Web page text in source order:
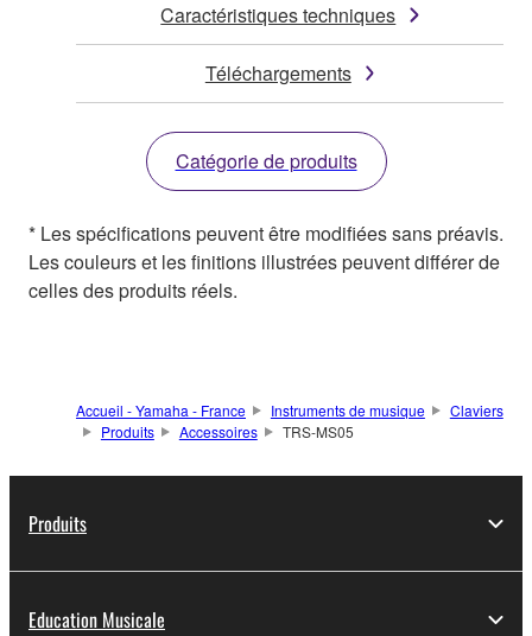
Caractéristiques techniques
Téléchargements
Catégorie de produits
* Les spécifications peuvent être modifiées sans préavis.
Les couleurs et les finitions illustrées peuvent différer de
celles des produits réels.
Accueil - Yamaha - France Instruments de musique
Claviers
Produits
Accessoires TRS-MS05
Produits
Education Musicale